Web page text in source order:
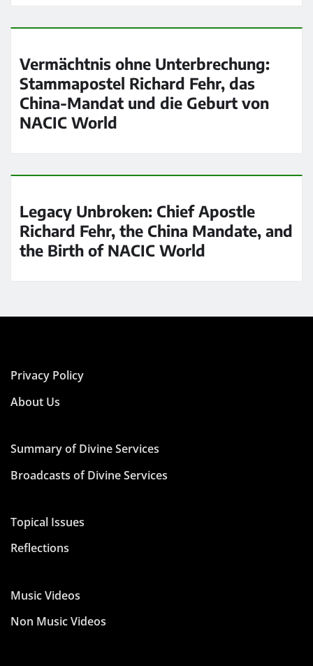
Vermächtnis ohne Unterbrechung:
Stammapostel Richard Fehr, das
China-Mandat und die Geburt von
NACIC World
Legacy Unbroken: Chief Apostle
Richard Fehr, the China Mandate, and
the Birth of NACIC World
Privacy Policy
About Us
Summary of Divine Services
Broadcasts of Divine Services
Topical Issues
Reflections
Music Videos
Non Music Videos